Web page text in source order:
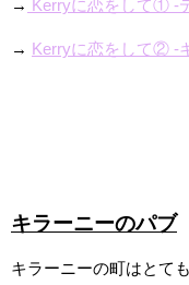
→ Kerryに恋をして① -
→ Kerryに恋をして② -
キラーニーのパブ
キラーニーの町はとて